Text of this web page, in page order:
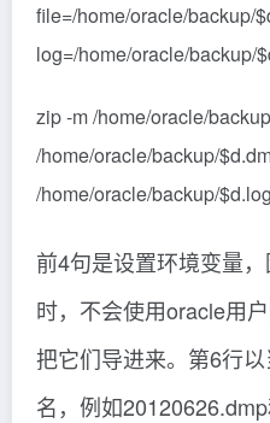
file=/home/oracle/backup/
log=/home/oracle/backup/
zip -m /home/oracle/
/home/oracle/backup/
/home/oracle/backup/$d.log
前4句是设置环境变量
时，不会使用oracle用
把它们导进来。第6行
名，例如